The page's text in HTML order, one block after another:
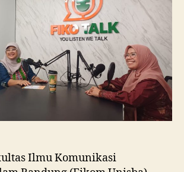
RPL
dan
Tinjau
Tiga
Laboratorium
Unggulan
Ilmu Komunikasi